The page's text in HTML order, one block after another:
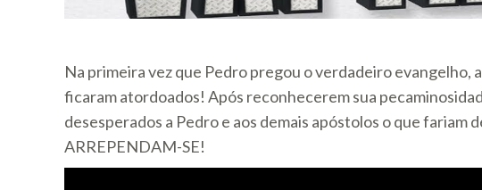
Na primeira vez que Pedro pregou o verdadeiro evangelho,
ficaram atordoados! Após reconhecerem sua
desesperados a Pedro e aos demais apóstolos o que fariam
ARREPENDAM-SE!